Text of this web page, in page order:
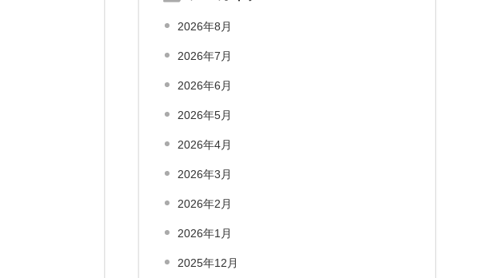
2026年8月
2026年7月
2026年6月
2026年5月
2026年4月
2026年3月
2026年2月
2026年1月
2025年12月